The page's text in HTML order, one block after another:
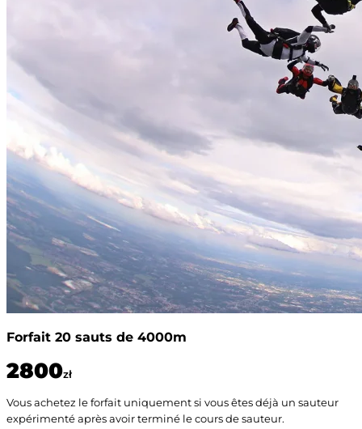
Forfait 20 sauts de 4000m
2800zł
Vous achetez le forfait uniquement si vous êtes déjà un sauteur
expérimenté après avoir terminé le cours de sauteur.